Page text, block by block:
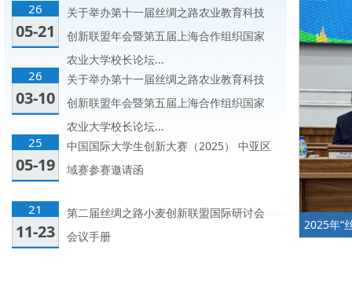
26
05-21
关于举办第十一届丝绸之路农业教育科技
创新联盟年会暨第五届上海合作组织国家
农业大学校长论坛...
26
03-10
关于举办第十一届丝绸之路农业教育科技
创新联盟年会暨第五届上海合作组织国家
农业大学校长论坛...
25
05-19
中国国际大学生创新大赛（2025） 中亚区
域赛参赛邀请函
21
11-23
第二届丝绸之路小麦创新联盟国际研讨会
会议手册
2025年“